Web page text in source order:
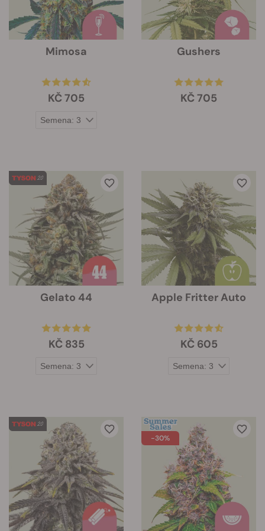
Mimosa
KČ 705
Gushers
KČ 705
Gelato 44
KČ 835
Apple Fritter Auto
KČ 605
-30%